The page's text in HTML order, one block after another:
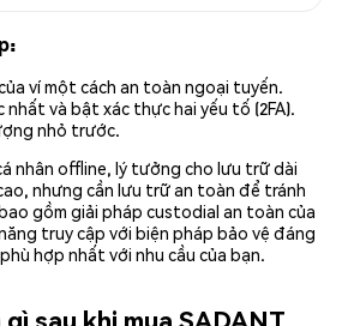
ví một cách an toàn ngoại tuyến.
và bật xác thực hai yếu tố (2FA).
nhỏ trước.
nhân offline, lý tưởng cho lưu trữ dài
nhưng cần lưu trữ an toàn để tránh
gồm giải pháp custodial an toàn của
truy cập với biện pháp bảo vệ đáng
hợp nhất với nhu cầu của bạn.
sau khi mua SADANT